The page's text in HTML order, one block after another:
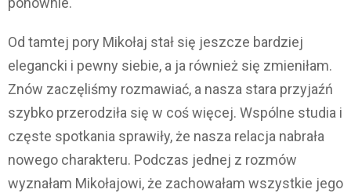
Od tamtej pory Mikołaj stał się jeszcze bardziej
elegancki i pewny siebie, a ja również się zmieniłam.
Znów zaczęliśmy rozmawiać, a nasza stara przyjaźń
szybko przerodziła się w coś więcej. Wspólne studia i
częste spotkania sprawiły, że nasza relacja nabrała
nowego charakteru. Podczas jednej z rozmów
wyznałam Mikołajowi, że zachowałam wszystkie jego